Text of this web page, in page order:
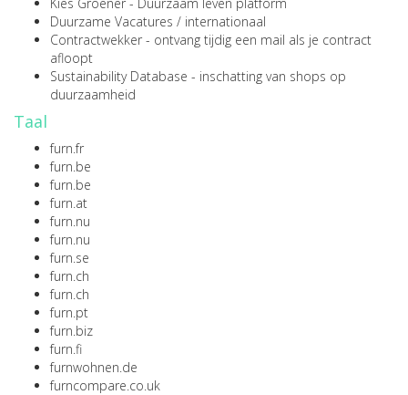
Duurzame Vacatures / internationaal
Contractwekker - ontvang tijdig een mail als je contract
afloopt
Sustainability Database - inschatting van shops op
duurzaamheid
Taal
furn.fr
furn.be
furn.be
furn.at
furn.nu
furn.nu
furn.se
furn.ch
furn.ch
furn.pt
furn.biz
furn.fi
furnwohnen.de
furncompare.co.uk